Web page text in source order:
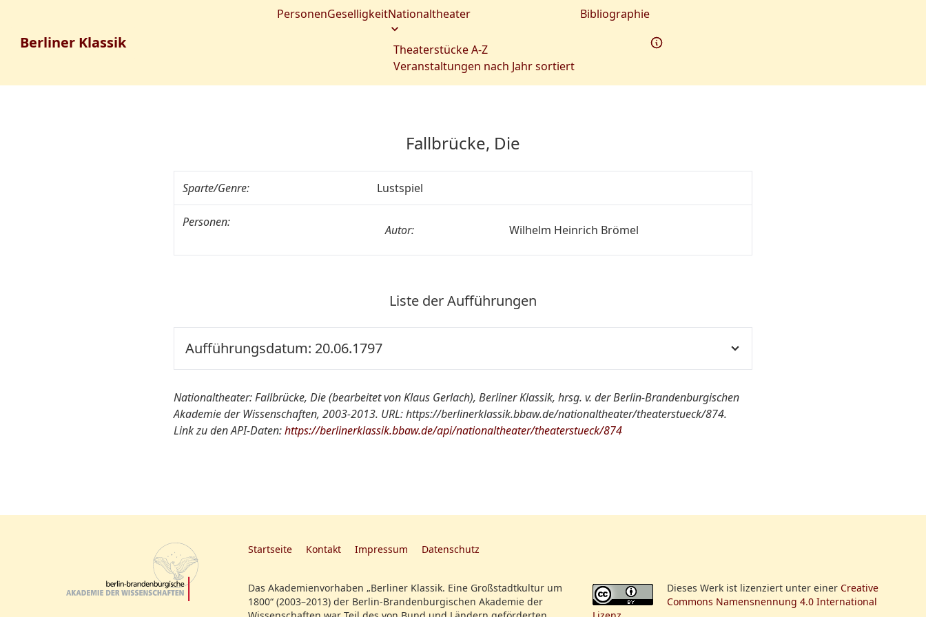
Berliner Klassik
PersonenGeselligkeitNationaltheater
Theaterstücke A-Z
Veranstaltungen nach Jahr sortiert
Bibliographie
Fallbrücke, Die
Sparte/Genre: Lustspiel
Personen:
Autor: Wilhelm Heinrich Brömel
Liste der Aufführungen
Aufführungsdatum: 20.06.1797
Nationaltheater von A-Z: Die Fallbrücke, Lustspiel in 5 Akten
Nationaltheater: Fallbrücke, Die (bearbeitet von Klaus Gerlach), Berliner Klassik, hrsg. v. der Berlin-Brandenburgischen
Akademie der Wissenschaften, 2003-2013. URL: https://berlinerklassik.bbaw.de/nationaltheater/theaterstueck/874.
Link zu den API-Daten:https://berlinerklassik.bbaw.de/api/nationaltheater/theaterstueck/874
Startseite Kontakt Impressum Datenschutz
Das Akademienvorhaben „Berliner Klassik. Eine Großstadtkultur um
1800“ (2003–2013) der Berlin-Brandenburgischen Akademie der
Dieses Werk ist lizenziert unter einer Creative
Commons Namensnennung 4.0 International